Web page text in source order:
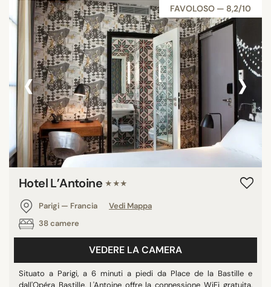
FAVOLOSO — 8,2/10
‹ ›
Hotel L’Antoine ★★★
Parigi — Francia
Vedi Mappa
38 camere
VEDERE LA CAMERA
Situato a Parigi, a 6 minuti a piedi da Place de la Bastille e
dall'Opéra Bastille, L'Antoine offre la connessione WiFi gratuita,